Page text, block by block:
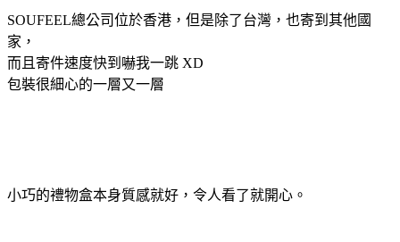
SOUFEEL總公司位於香港，但是除了台灣，也寄到其他國
家，
而且寄件速度快到嚇我一跳 XD
包裝很細心的一層又一層
小巧的禮物盒本身質感就好，令人看了就開心。